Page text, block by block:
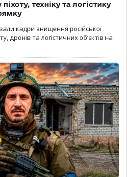
техніку та логістику
кадри знищення російської
дронів та логістичних об’єктів на